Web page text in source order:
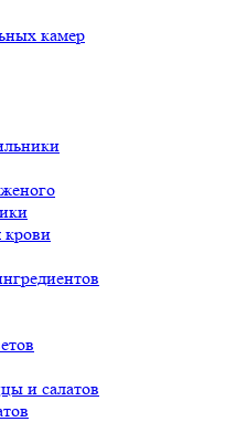
камер
крови
и салатов